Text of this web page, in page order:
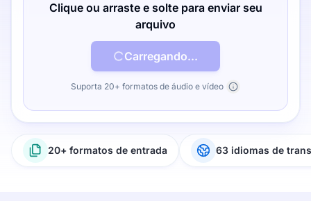
Clique ou arraste e solte para enviar seu
arquivo
Carregando...
Suporta 20+ formatos de áudio e vídeo
20+ formatos de entrada 63 idiomas de